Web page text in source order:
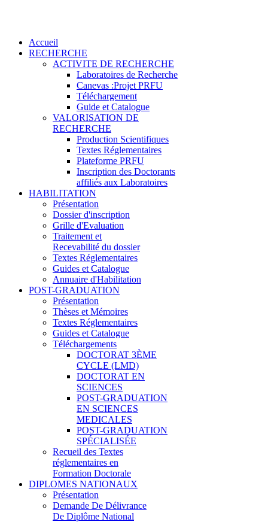
Accueil
RECHERCHE
ACTIVITE DE RECHERCHE
Laboratoires de Recherche
Canevas :Projet PRFU
Téléchargement
Guide et Catalogue
VALORISATION DE
RECHERCHE
Production Scientifiques
Textes Réglementaires
Plateforme PRFU
Inscription des Doctorants
affiliés aux Laboratoires
HABILITATION
Présentation
Dossier d'inscription
Grille d'Evaluation
Traitement et
Recevabilité du dossier
Textes Réglementaires
Guides et Catalogue
Annuaire d'Habilitation
POST-GRADUATION
Présentation
Thèses et Mémoires
Textes Réglementaires
Guides et Catalogue
Téléchargements
DOCTORAT 3ÈME
CYCLE (LMD)
DOCTORAT EN
SCIENCES
POST-GRADUATION
EN SCIENCES
MEDICALES
POST-GRADUATION
SPÉCIALISÉE
Recueil des Textes
réglementaires en
Formation Doctorale
DIPLOMES NATIONAUX
Présentation
Demande De Délivrance
De Diplôme National